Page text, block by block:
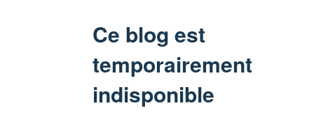
Ce blog est
temporairement
indisponible